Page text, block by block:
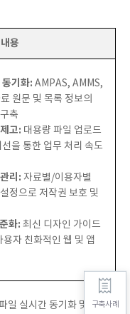
구축사례
용
동기화: AMPAS, AMMS,
원문 및 목록 정보의
축
고: 대용량 파일 업로드
을 통한 업무 처리 속도
리: 자료별/이용자별
정으로 저작권 보호 및
화: 최신 디자인 가이드
자 친화적인 웹 및 앱
일 실시간 동기화 및